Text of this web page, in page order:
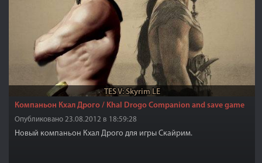
TES V: Skyrim LE
Компаньон Кхал Дрого / Khal Drogo Companion and save game
Опубликовано 23.08.2012 в 18:59:28
Новый компаньон Кхал Дрого для игры Скайрим.